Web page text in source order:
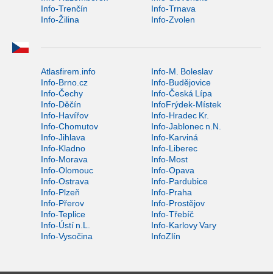
Info-Trenčín
Info-Trnava
Info-Žilina
Info-Zvolen
Atlasfirem.info
Info-M. Boleslav
Info-Brno.cz
Info-Budějovice
Info-Čechy
Info-Česká Lípa
Info-Děčín
InfoFrýdek-Místek
Info-Havířov
Info-Hradec Kr.
Info-Chomutov
Info-Jablonec n.N.
Info-Jihlava
Info-Karviná
Info-Kladno
Info-Liberec
Info-Morava
Info-Most
Info-Olomouc
Info-Opava
Info-Ostrava
Info-Pardubice
Info-Plzeň
Info-Praha
Info-Přerov
Info-Prostějov
Info-Teplice
Info-Třebíč
Info-Ústí n.L.
Info-Karlovy Vary
Info-Vysočina
InfoZlín